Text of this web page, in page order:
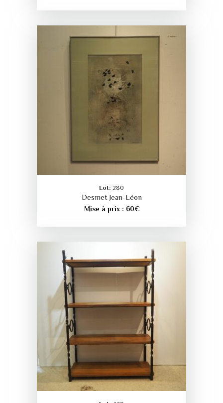
Lot: 280
Desmet Jean-Léon
Mise à prix : 60€